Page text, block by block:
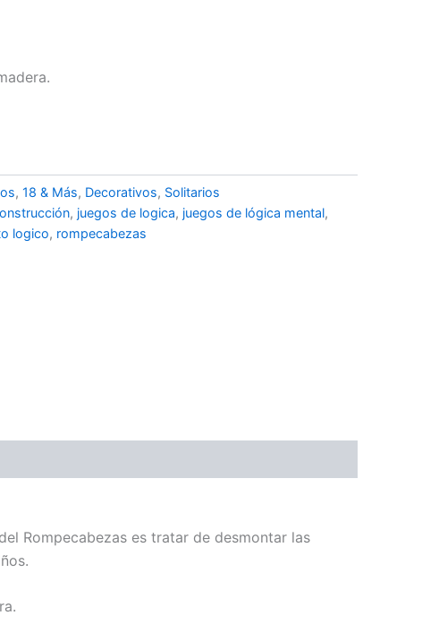
, 18 & Más, Decorativos, Solitarios
, juegos de logica, juegos de lógica mental,
logico, rompecabezas
Rompecabezas es tratar de desmontar las